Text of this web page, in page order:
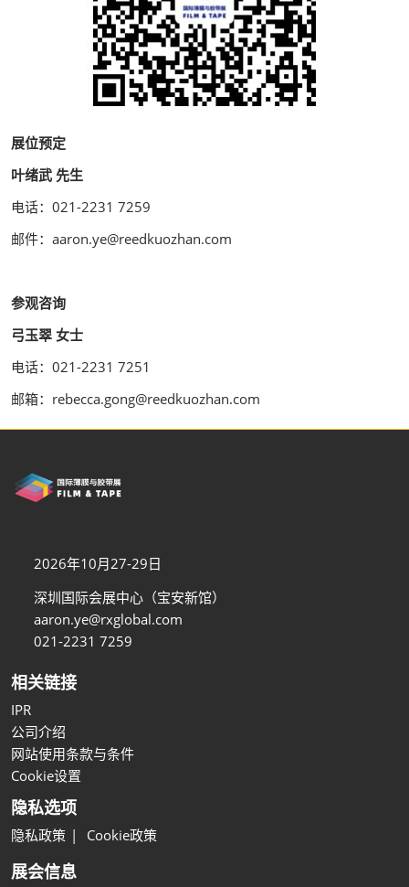
展位预定
叶绪武 先生
电话：021-2231 7259
邮件：aaron.ye@reedkuozhan.com
参观咨询
弓玉翠 女士
电话：021-2231 7251
邮箱：rebecca.gong@reedkuozhan.com
2026年10月27-29日
深圳国际会展中心（宝安新馆）
aaron.ye@rxglobal.com
021-2231 7259
相关链接
IPR
公司介绍
网站使用条款与条件
Cookie设置
隐私选项
隐私政策 Cookie政策
展会信息